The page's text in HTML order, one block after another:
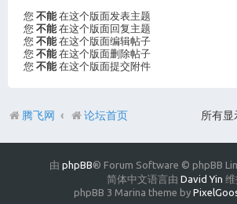
您 不能 在这个版面发表主题
您 不能 在这个版面回复主题
您 不能 在这个版面编辑帖子
您 不能 在这个版面删除帖子
您 不能 在这个版面提交附件
所有显
腾飞网 论坛首页
由 phpBB® Forum Software © phpBB
简体中文语言由 David Yin 维
phpBB 3 Marina theme by